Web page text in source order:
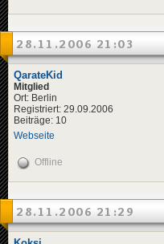
28.11.2006 21:03
QarateKid
Mitglied
Ort: Berlin
Registriert: 29.09.2006
Beiträge: 10
Webseite
Offline
28.11.2006 21:29